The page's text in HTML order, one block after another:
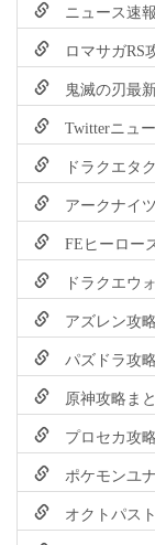
ニュース速
ロマサガRS
鬼滅の刃最
Twitterニュ
ドラクエタ
アークナイ
FEヒーロー
ドラクエウ
アズレン攻
パズドラ攻
原神攻略ま
プロセカ攻
ポケモンユ
オクトパス